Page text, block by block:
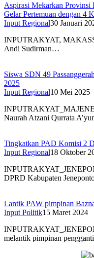
Aspirasi Mekarkan Provinsi
Gelar Pertemuan dengan 4
Input Regional30 Januari
INPUTRAKYAT,
Andi Sudirman…
Siswa SDN 49
2025
Input Regional10 Mei 2025
Naurah Atzani Qurrata
Tingkatkan PAD Komisi 2
Input Regional18 Oktober
DPRD Kabupaten
Lantik PAW pimpinan
Input Politik15 Maret 2024
melantik pimpinan